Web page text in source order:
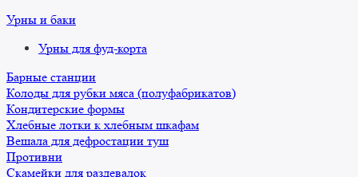
Урны и баки
Урны для фуд-корта
Барные станции
Колоды для рубки мяса (полуфабрикатов)
Кондитерские формы
Хлебные лотки к хлебным шкафам
Вешала для дефростации туш
Противни
Скамейки для раздевалок